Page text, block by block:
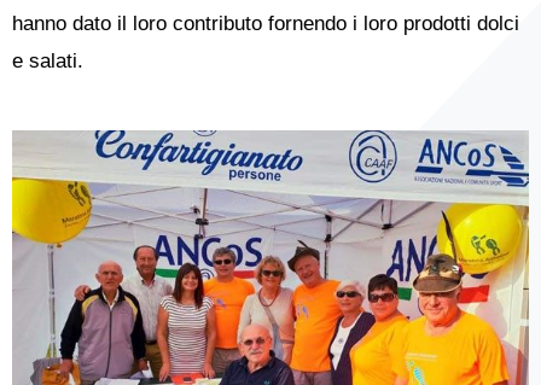
hanno dato il loro contributo fornendo i loro prodotti dolci
e salati.